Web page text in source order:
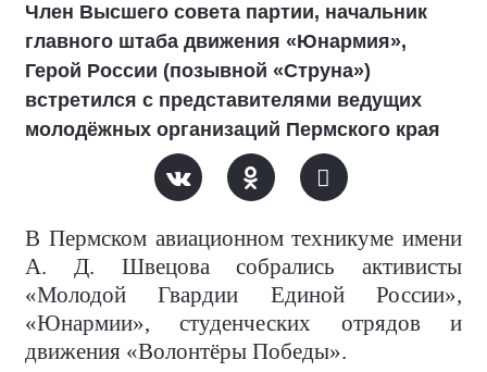
Член Высшего совета партии, начальник
главного штаба движения «Юнармия»,
Герой России (позывной «Струна»)
встретился с представителями ведущих
молодёжных организаций Пермского края
В Пермском авиационном техникуме имени
А. Д. Швецова собрались активисты
«Молодой Гвардии Единой России»,
«Юнармии», студенческих отрядов и
движения «Волонтёры Победы».